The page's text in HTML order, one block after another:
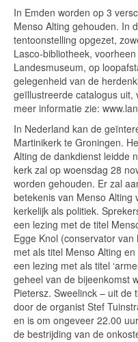
In Emden worden op 3
Menso Alting gehouden. In
tentoonstelling opgezet,
Lasco-bibliotheek,
Landesmuseum, op
gelegenheid van de
geïllustreerde catalogus uit,
meer informatie zie:
In Nederland kan de
Martinikerk te Groningen.
Alting de dankdienst leidde
kerk zal op woensdag 28
worden gehouden. Er zal
betekenis van Menso Alting
kerkelijk als politiek.
een lezing met de titel
Egge Knol (conservator
met als titel Menso Alting
een lezing met als titel
geheel van de bijeenkomst
Pietersz. Sweelinck – uit de
door de organist Stef
en is om ongeveer 22.00
de bestrijding van de